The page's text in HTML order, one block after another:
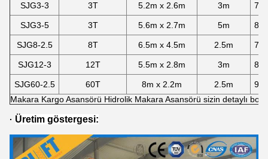
SJG3-3 3T 5.2m x 2.6m 3m
SJG3-5 3T 5.6m x 2.7m 5m
SJG8-2.5 8T 6.5m x 4.5m 2.5m
SJG12-3 12T 5.5m x 2.8m 3m
SJG60-2.5 60T 8m x 2.2m 2.5m
Makara Kargo Asansörü Hidrolik Makara Asansörü sizin detaylı
· Üretim göstergesi: